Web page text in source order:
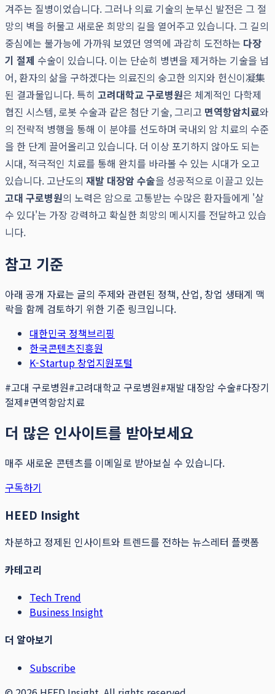
겨주는 질병이었습니다. 그러나 의료 기술의 눈부신 발전은 그 절
망의 벽을 허물고 새로운 희망의 길을 열어주고 있습니다. 그 길의
중심에는 불가능에 가까워 보였던 영역에 과감히 도전하는 다장
기 절제 수술이 있습니다. 이는 단순히 병변을 제거하는 기술을 넘
어, 환자의 삶을 구하겠다는 의료진의 숭고한 의지와 헌신이凝集
된 결과물입니다. 특히 고려대학교 구로병원은 체계적인 다학제
협진 시스템, 로봇 수술과 같은 첨단 기술, 그리고 면역항암치료와
의 전략적 병행을 통해 이 분야를 선도하며 국내외 암 치료의 수준
을 한 단계 끌어올리고 있습니다. 더 이상 포기하지 않아도 되는
시대, 적극적인 치료를 통해 완치를 바라볼 수 있는 시대가 오고
있습니다. 고난도의 재발 대장암 수술을 성공적으로 이끌고 있는
고대 구로병원의 노력은 암으로 고통받는 수많은 환자들에게 '살
수 있다'는 가장 강력하고 확실한 희망의 메시지를 전달하고 있습
니다.
참고 기준
아래 공개 자료는 글의 주제와 관련된 정책, 산업, 창업 생태계 맥
락을 함께 검토하기 위한 기준 링크입니다.
대한민국 정책브리핑
한국콘텐츠진흥원
K-Startup 창업지원포털
#고대 구로병원#고려대학교 구로병원#재발 대장암 수술#다장기
절제#면역항암치료
더 많은 인사이트를 받아보세요
매주 새로운 콘텐츠를 이메일로 받아보실 수 있습니다.
구독하기
HEED Insight
차분하고 정제된 인사이트와 트렌드를 전하는 뉴스레터 플랫폼
카테고리
Tech Trend
Business Insight
더 알아보기
Subscribe